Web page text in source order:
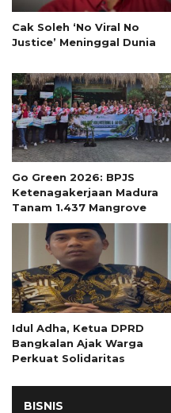
Cak Soleh ‘No Viral No
Justice’ Meninggal Dunia
Go Green 2026: BPJS
Ketenagakerjaan Madura
Tanam 1.437 Mangrove
Idul Adha, Ketua DPRD
Bangkalan Ajak Warga
Perkuat Solidaritas
BISNIS